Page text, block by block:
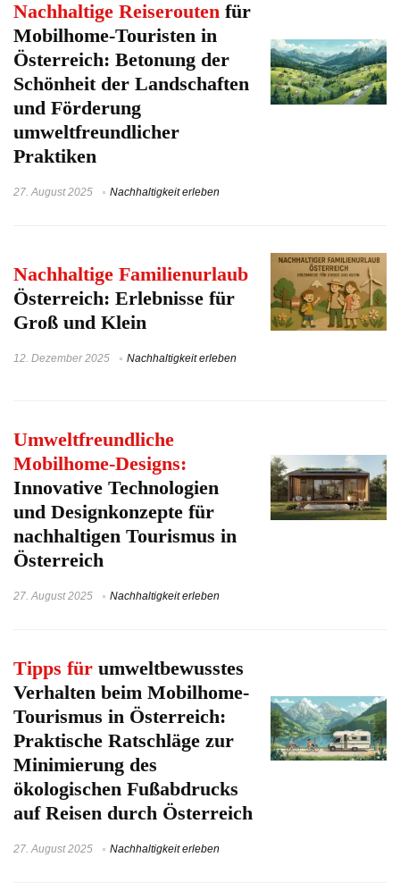
Nachhaltige Reiserouten für
Mobilhome-Touristen in
Österreich: Betonung der
Schönheit der Landschaften
und Förderung
umweltfreundlicher
Praktiken
27. August 2025 Nachhaltigkeit erleben
Nachhaltige Familienurlaub
Österreich: Erlebnisse für
Groß und Klein
12. Dezember 2025 Nachhaltigkeit erleben
Umweltfreundliche
Mobilhome-Designs:
Innovative Technologien
und Designkonzepte für
nachhaltigen Tourismus in
Österreich
27. August 2025 Nachhaltigkeit erleben
Tipps für umweltbewusstes
Verhalten beim Mobilhome-
Tourismus in Österreich:
Praktische Ratschläge zur
Minimierung des
ökologischen Fußabdrucks
auf Reisen durch Österreich
27. August 2025 Nachhaltigkeit erleben